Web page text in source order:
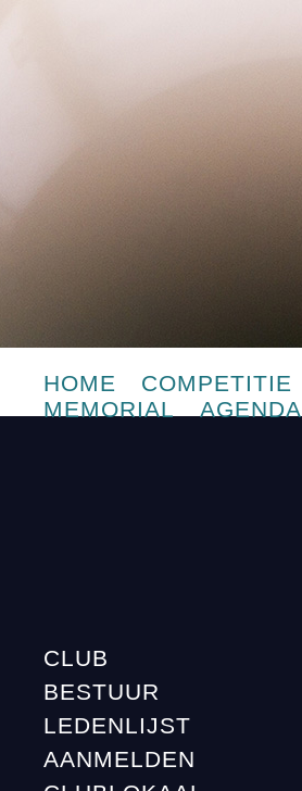
HOME COMPETITIE
MEMORIAL
AGENDA
CLUB
BESTUUR
LEDENLIJST
AANMELDEN